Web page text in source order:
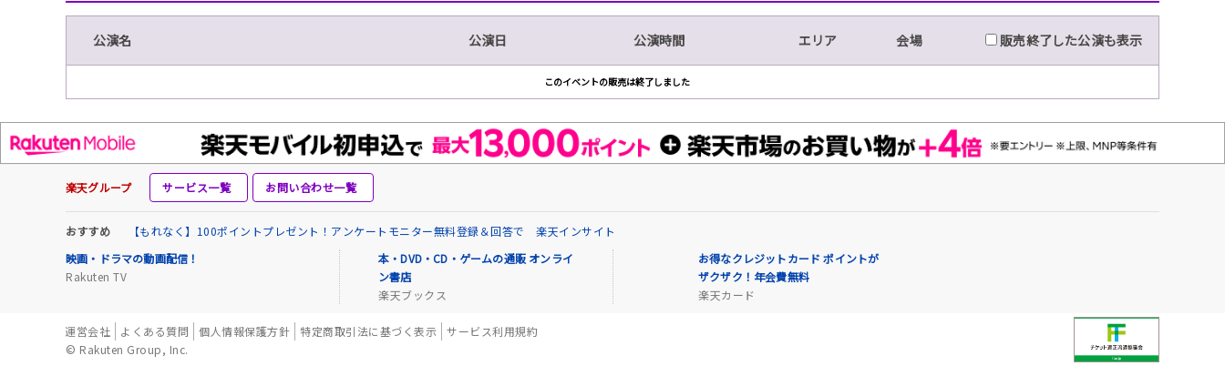
公演名 公演日 公演時間 エリア 会場 販売終了した公演も表示
このイベントの販売は終了しました
楽天グループ サービス一覧 お問い合わせ一覧
おすすめ
【もれなく】100ポイントプレゼント！アンケートモニター無料登録＆回答で 楽天インサイト
映画・ドラマの動画配信！
Rakuten TV
本・DVD・CD・ゲームの通販 オンライ
ン書店
楽天ブックス
お得なクレジットカード ポイントが
ザクザク！年会費無料
楽天カード
運営会社 よくある質問 個人情報保護方針 特定商取引法に基づく表示
サービス利用規約
© Rakuten Group, Inc.